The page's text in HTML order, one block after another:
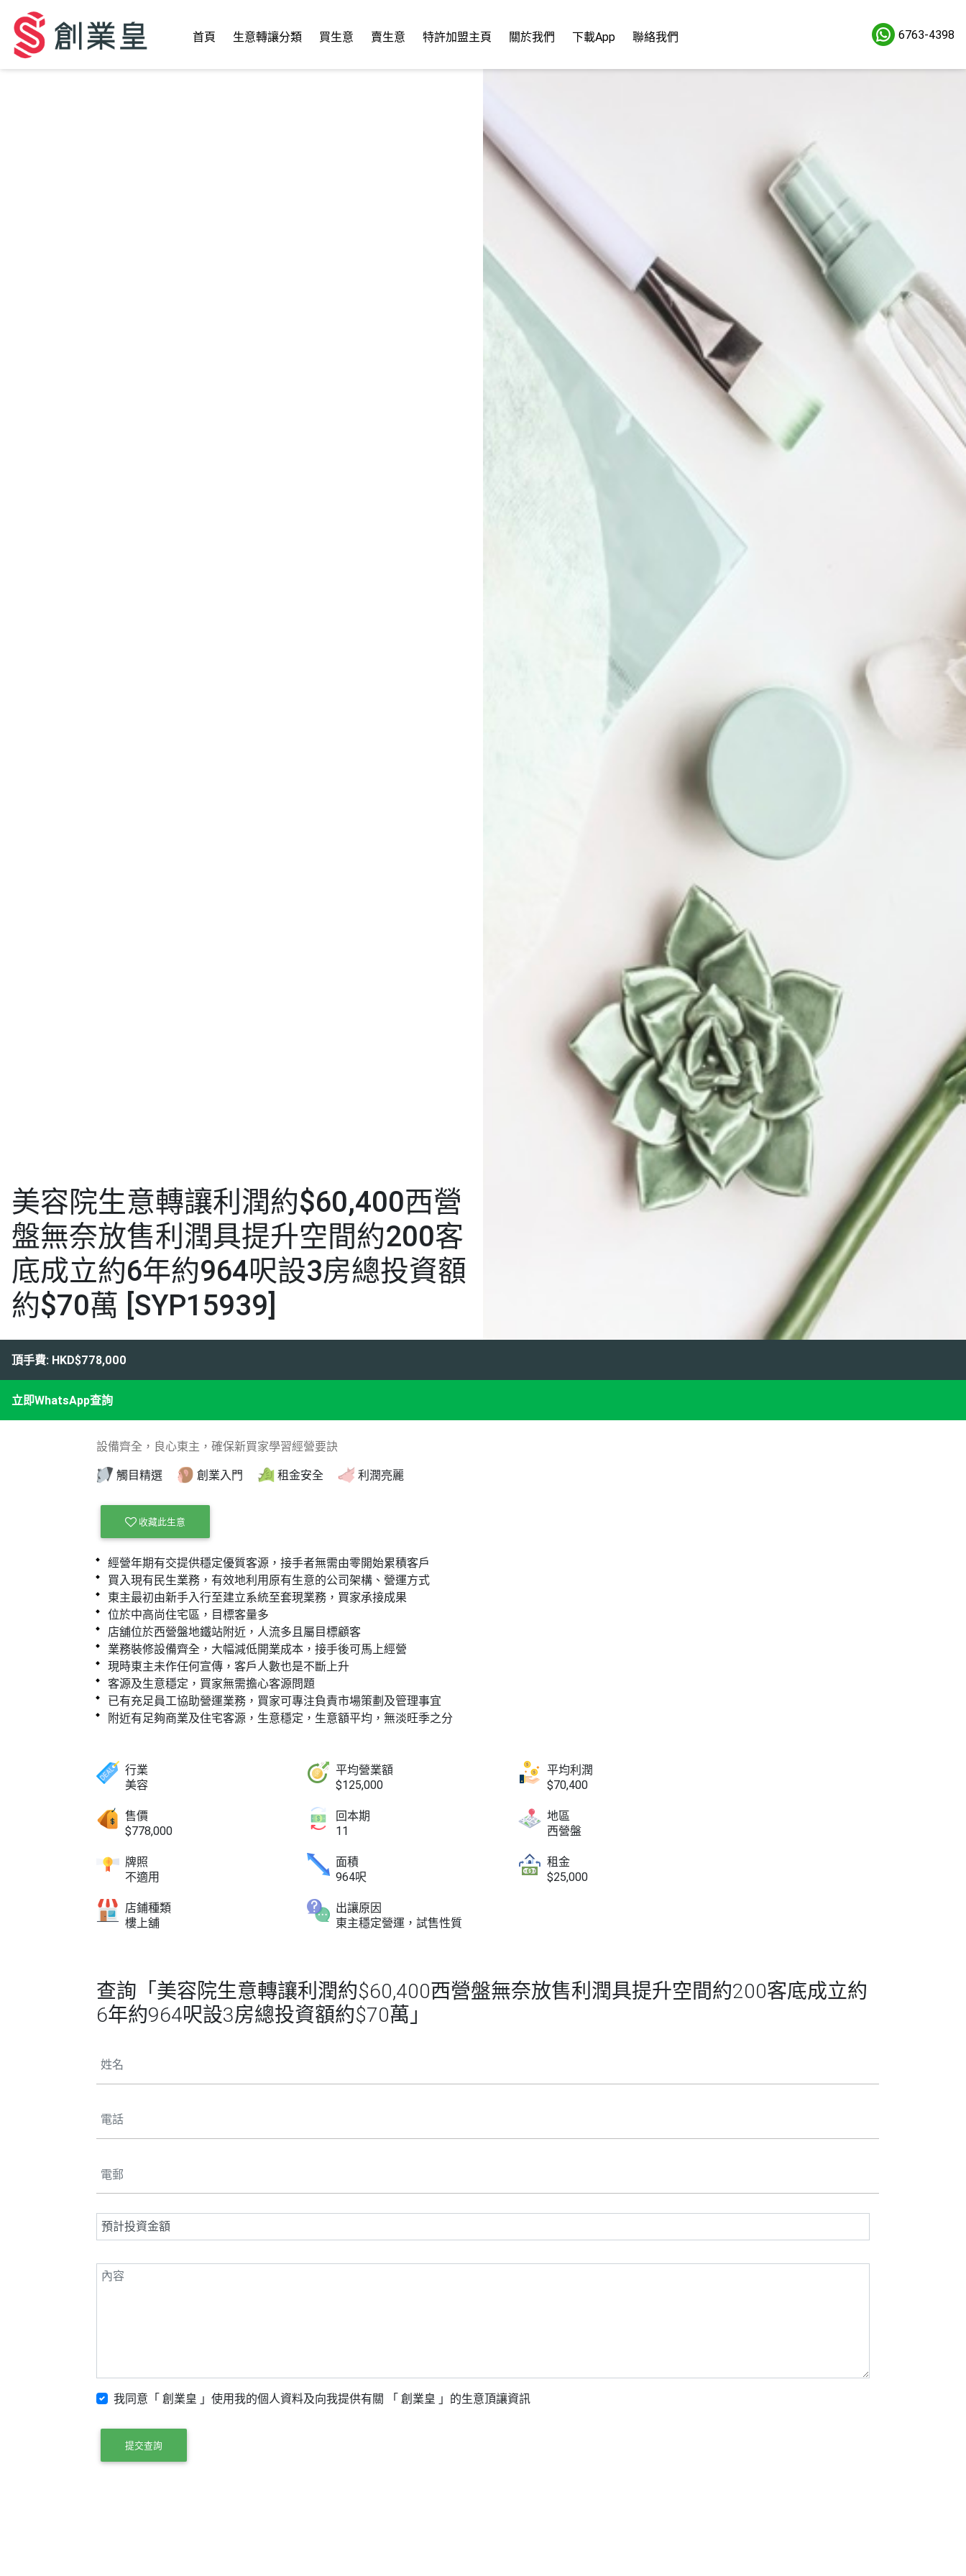
首頁 生意轉讓分類 買生意 賣生意 特許加盟主頁 關於我們 下載App 聯絡我們 6763-4398
美容院生意轉讓利潤約$60,400西營
盤無奈放售利潤具提升空間約200客
底成立約6年約964呎設3房總投資額
約$70萬 [SYP15939]
頂手費: HKD$778,000
立即WhatsApp查詢
設備齊全，良心東主，確保新買家學習經營要訣
觸目精選
創業入門 租金安全 利潤亮麗
收藏此生意
經營年期有交提供穩定優質客源，接手者無需由零開始累積客戶
買入現有民生業務，有效地利用原有生意的公司架構、營運方式
東主最初由新手入行至建立系統至套現業務，買家承接成果
位於中高尚住宅區，目標客量多
店舖位於西營盤地鐵站附近，人流多且屬目標顧客
業務裝修設備齊全，大幅減低開業成本，接手後可馬上經營
現時東主未作任何宣傳，客戶人數也是不斷上升
客源及生意穩定，買家無需擔心客源問題
已有充足員工協助營運業務，買家可專注負責市場策劃及管理事宜
附近有足夠商業及住宅客源，生意穩定，生意額平均，無淡旺季之分
行業
美容
平均營業額
$125,000
平均利潤
$70,400
售價
$778,000
回本期
11
地區
西營盤
牌照
不適用
面積
964呎
租金
$25,000
店鋪種類
樓上舖
出讓原因
東主穩定營運，試售性質
查詢「美容院生意轉讓利潤約$60,400西營盤無奈放售利潤具提升空間約200客底成立約
6年約964呎設3房總投資額約$70萬」
我同意「 創業皇 」使用我的個人資料及向我提供有關 「 創業皇 」的生意頂讓資訊
提交查詢